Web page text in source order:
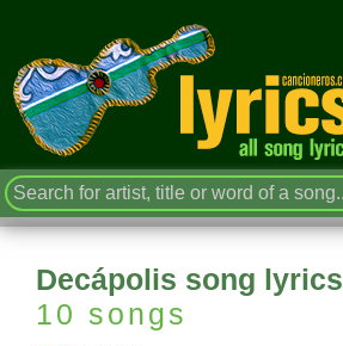
Decápolis song lyrics
10 songs